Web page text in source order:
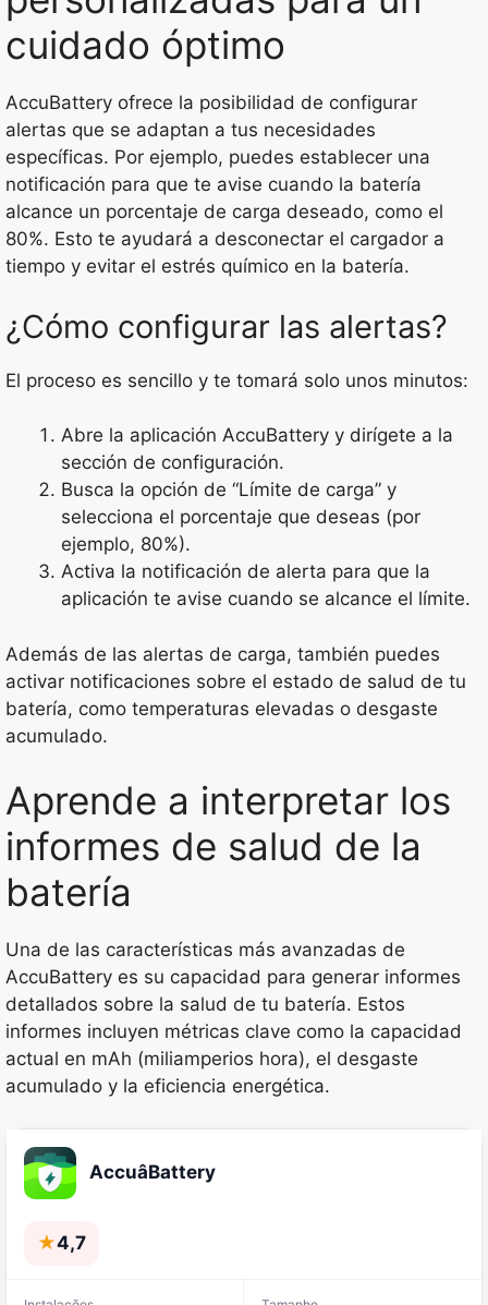
cuidado óptimo
AccuBattery ofrece la posibilidad de configurar
alertas que se adaptan a tus necesidades
específicas. Por ejemplo, puedes establecer una
notificación para que te avise cuando la batería
alcance un porcentaje de carga deseado, como el
80%. Esto te ayudará a desconectar el cargador a
tiempo y evitar el estrés químico en la batería.
¿Cómo configurar las alertas?
El proceso es sencillo y te tomará solo unos minutos:
Abre la aplicación AccuBattery y dirígete a la
sección de configuración.
Busca la opción de “Límite de carga” y
selecciona el porcentaje que deseas (por
ejemplo, 80%).
Activa la notificación de alerta para que la
aplicación te avise cuando se alcance el límite.
Además de las alertas de carga, también puedes
activar notificaciones sobre el estado de salud de tu
batería, como temperaturas elevadas o desgaste
acumulado.
Aprende a interpretar los
informes de salud de la
batería
Una de las características más avanzadas de
AccuBattery es su capacidad para generar informes
detallados sobre la salud de tu batería. Estos
informes incluyen métricas clave como la capacidad
actual en mAh (miliamperios hora), el desgaste
acumulado y la eficiencia energética.
AccuâBattery
★4,7